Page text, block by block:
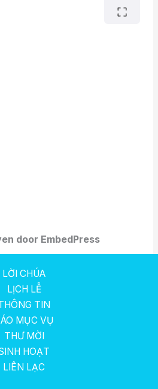
door EmbedPress
LỜI CHÚA
LỊCH LỄ
TIN
MỤC VỤ
THƯ MỜI
HOẠT
LIÊN LẠC